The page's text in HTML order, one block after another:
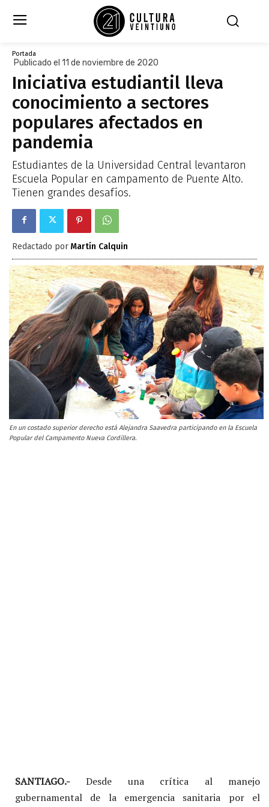
Portada
Publicado el 11 de noviembre de 2020
Iniciativa estudiantil lleva
conocimiento a sectores
populares afectados en
pandemia
Estudiantes de la Universidad Central levantaron
Escuela Popular en campamento de Puente Alto.
Tienen grandes desafíos.
Redactado por Martín Calquin
En un costado superior derecho está Alejandra Saavedra participando en la Escuela
Popular del Campamento Nueva Cordillera.
SANTIAGO.- Desde una crítica al manejo
gubernamental de la emergencia sanitaria por el